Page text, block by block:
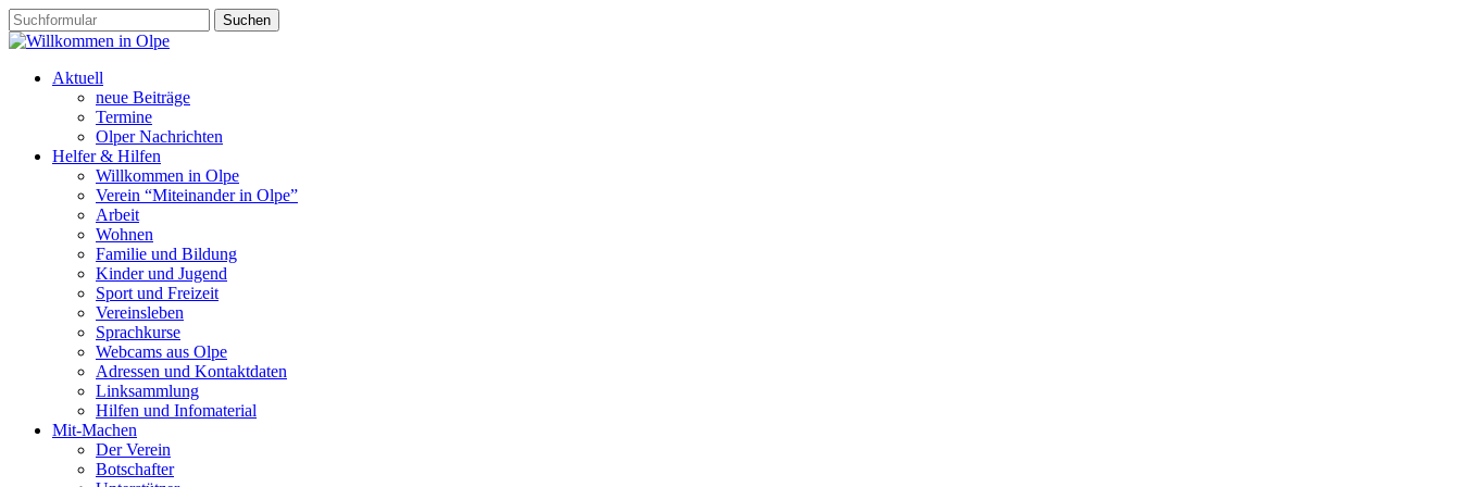
Aktuell
neue Beiträge
Termine
Olper Nachrichten
Helfer & Hilfen
Willkommen in Olpe
Verein “Miteinander in Olpe”
Arbeit
Wohnen
Familie und Bildung
Kinder und Jugend
Sport und Freizeit
Vereinsleben
Sprachkurse
Webcams aus Olpe
Adressen und Kontaktdaten
Linksammlung
Hilfen und Infomaterial
Mit-Machen
Der Verein
Botschafter